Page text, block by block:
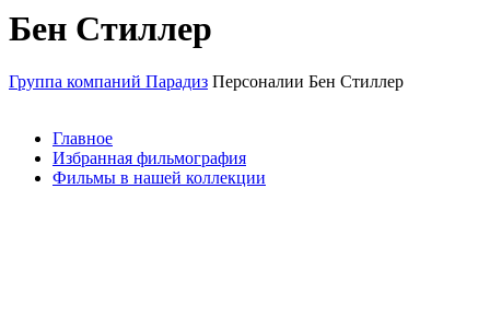
Бен Стиллер
Группа компаний Парадиз Персоналии Бен Стиллер
Главное
Избранная фильмография
Фильмы в нашей коллекции